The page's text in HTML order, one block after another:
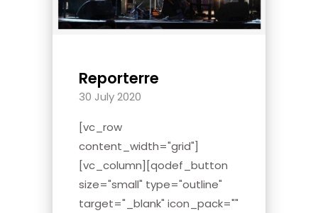
Reporterre
30 July 2020
[vc_row
content_width="grid"]
[vc_column][qodef_button
size="small" type="outline"
target="_blank" icon_pack=""